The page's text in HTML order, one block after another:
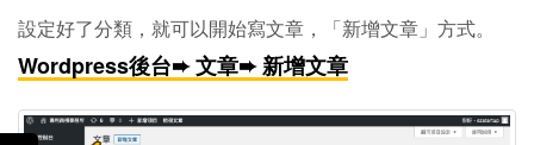
設定好了分類，就可以開始寫文章，「新增文章」方式。
Wordpress後台➨ 文章➨ 新增文章